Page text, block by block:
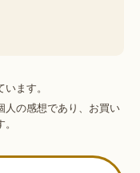
ます。
人の感想であり、お買い